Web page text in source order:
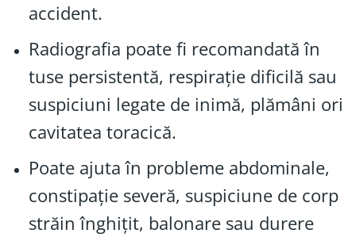
accident.
Radiografia poate fi recomandată în
tuse persistentă, respirație dificilă sau
suspiciuni legate de inimă, plămâni ori
cavitatea toracică.
Poate ajuta în probleme abdominale,
constipație severă, suspiciune de corp
străin înghițit, balonare sau durere